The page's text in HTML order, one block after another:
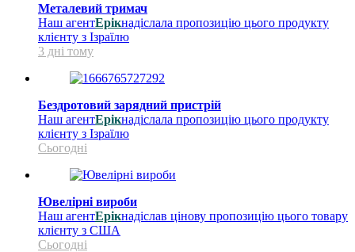
Металевий тримач
Наш агентЕрікнадіслала пропозицію цього продукту
клієнту з Ізраїлю
3 дні тому
Бездротовий зарядний пристрій
Наш агентЕрікнадіслала пропозицію цього продукту
клієнту з Ізраїлю
Сьогодні
Ювелірні вироби
Наш агентЕрікнадіслав цінову пропозицію цього товару
клієнту з США
Сьогодні